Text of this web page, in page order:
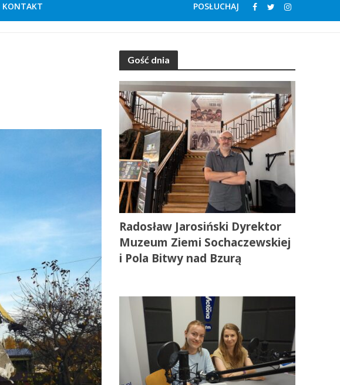
KONTAKT POSŁUCHAJ
Gość dnia
Radosław Jarosiński Dyrektor
Muzeum Ziemi Sochaczewskiej
i Pola Bitwy nad Bzurą